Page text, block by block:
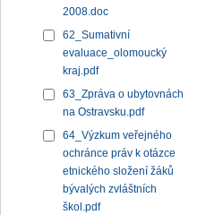
2008.doc
62_Sumativní
evaluace_olomoucký
kraj.pdf
63_Zpráva o ubytovnách
na Ostravsku.pdf
64_Výzkum veřejného
ochránce práv k otázce
etnického složení žáků
bývalých zvláštních
škol.pdf